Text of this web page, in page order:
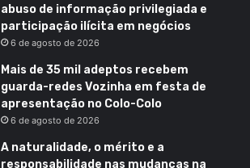
abuso de informação privilegiada e
participação ilícita em negócios
6 de agosto de 2026
Mais de 35 mil adeptos recebem
guarda-redes Vozinha em festa de
apresentação no Colo-Colo
6 de agosto de 2026
A naturalidade, o mérito e a
responsabilidade nas mudanças na